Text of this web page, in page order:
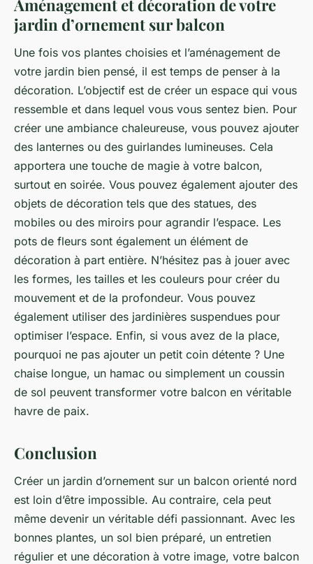
Aménagement et décoration de votre
jardin d’ornement sur balcon
Une fois vos plantes choisies et l’aménagement de
votre jardin bien pensé, il est temps de penser à la
décoration. L’objectif est de créer un espace qui vous
ressemble et dans lequel vous vous sentez bien. Pour
créer une ambiance chaleureuse, vous pouvez ajouter
des lanternes ou des guirlandes lumineuses. Cela
apportera une touche de magie à votre balcon,
surtout en soirée. Vous pouvez également ajouter des
objets de décoration tels que des statues, des
mobiles ou des miroirs pour agrandir l’espace. Les
pots de fleurs sont également un élément de
décoration à part entière. N’hésitez pas à jouer avec
les formes, les tailles et les couleurs pour créer du
mouvement et de la profondeur. Vous pouvez
également utiliser des jardinières suspendues pour
optimiser l’espace. Enfin, si vous avez de la place,
pourquoi ne pas ajouter un petit coin détente ? Une
chaise longue, un hamac ou simplement un coussin
de sol peuvent transformer votre balcon en véritable
havre de paix.
Conclusion
Créer un jardin d’ornement sur un balcon orienté nord
est loin d’être impossible. Au contraire, cela peut
même devenir un véritable défi passionnant. Avec les
bonnes plantes, un sol bien préparé, un entretien
régulier et une décoration à votre image, votre balcon